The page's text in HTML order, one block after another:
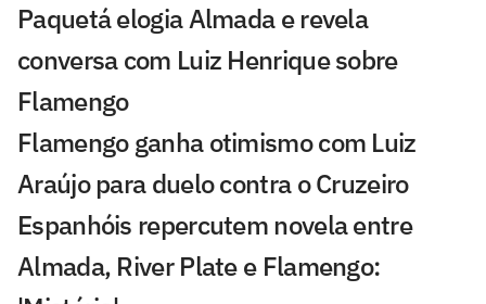
Paquetá elogia Almada e revela
conversa com Luiz Henrique sobre
Flamengo
Flamengo ganha otimismo com Luiz
Araújo para duelo contra o Cruzeiro
Espanhóis repercutem novela entre
Almada, River Plate e Flamengo: